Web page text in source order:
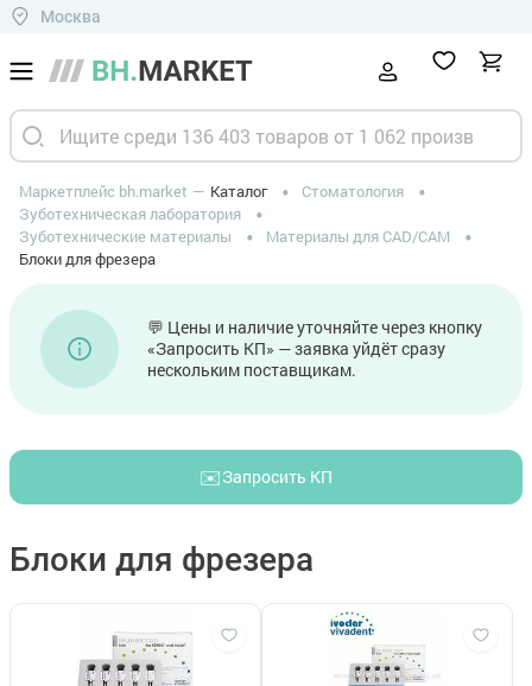
Москва
Маркетплейс bh.market Каталог
Стоматология
Зуботехническая лаборатория
Зуботехнические материалы
Материалы для CAD/CAM
Блоки для фрезера
💬 Цены и наличие уточняйте через кнопку
«Запросить КП» — заявка уйдёт сразу
нескольким поставщикам.
✉️Запросить КП
Блоки для фрезера